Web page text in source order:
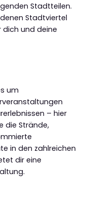
Stadtteilen.
Stadtviertel
und deine
um
– hier
die Strände,
in den zahlreichen
dir eine